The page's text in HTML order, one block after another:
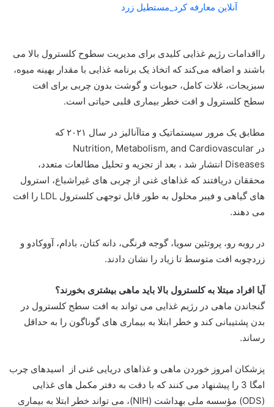
آنلاین معارفه کرد_مستطیل زرد
رااقدامات رژیم غذایی کلیدی برای مدیریت سطوح کلسترول بالا می
باشند و اضافه می‌کند که اتخاذ یک برنامه غذایی با مقدار بهینه میوه،
سبزیجات، غلات کامل، حبوبات و گوشت بدون چربی برای افت
سطح کلسترول و افت خطر بیماری قلبی حیاتی است.
مطابق یک مرور سیستماتیک و متاآنالیز در سال ۲۰۲۱ که
در Nutrition, Metabolism, and Cardiovascular
Diseases انتشار شد ، بعد از تجزیه و تحلیل مطالعات متعدد،
محققان دریافتند که غذاهای غنی از چربی های غیراشباع، استرول
های گیاهی و فیبر محلول به طور قابل توجهی کلسترول LDL را افت
می دهند.
در روبه رو، پروتئین سویا، گوجه فرنگی، دانه کتان، بادام، آووکادو و
زردچوبه افت متوسط ​​تا زیاد را نشان دادند.
آیا افراد مبتلا به کلسترول بالا باید ماهی بیشتری بخورند؟
گنجاندن ماهی در رژیم غذایی می تواند به افت سطح کلسترول در
بدن پشتیبانی کند و خطر ابتلا به بیماری های گوناگون را به حداقل
رساند.
پزشکان امروز خوردن ماهی و غذاهای دریایی غنی از اسیدهای چرب
امگا 3 را پیشنهاد می کنند که با دقت به دفتر مکمل های غذایی
(ODS) مؤسسه ملی بهداشت (NIH)، می تواند خطر ابتلا به بیماری